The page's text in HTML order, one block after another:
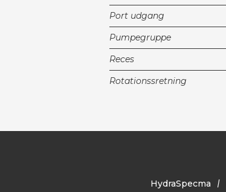
Port udgang
Pumpegruppe
Reces
Rotationssretning
HydraSpecma